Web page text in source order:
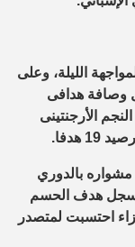
الليلة، وعلى
وصافة هدافى
النجم الأرجنتينى
هدفا.
سواريز الى الهدف رقم 18 في مشواره بالدوري
سجل هدف الحسم
جزاء احتسبت لمتصدر